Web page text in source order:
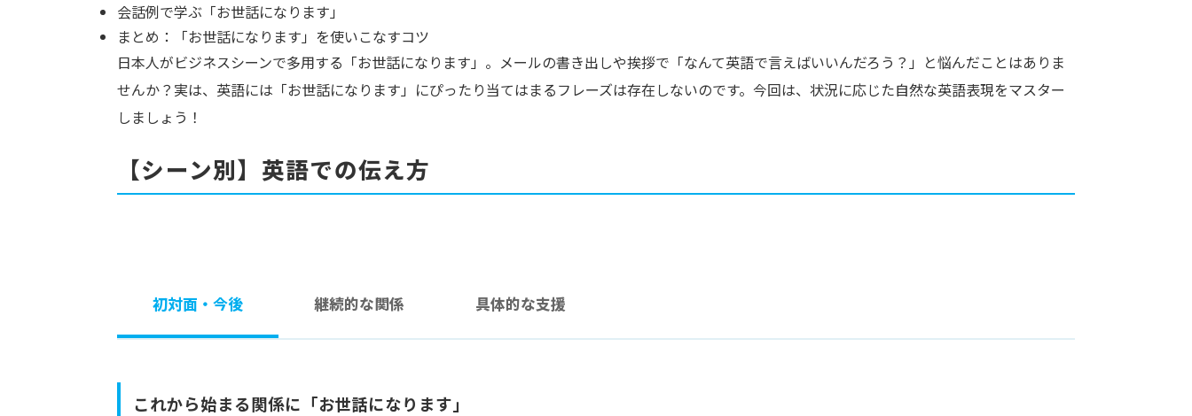
会話例で学ぶ「お世話になります」
まとめ：「お世話になります」を使いこなすコツ
日本人がビジネスシーンで多用する「お世話になります」。メールの書き出しや挨拶で「なんて英語で言えばいいんだろう？」と悩んだことはありま
せんか？実は、英語には「お世話になります」にぴったり当てはまるフレーズは存在しないのです。今回は、状況に応じた自然な英語表現をマスター
しましょう！
【シーン別】英語での伝え方
初対面・今後 継続的な関係 具体的な支援
これから始まる関係に「お世話になります」